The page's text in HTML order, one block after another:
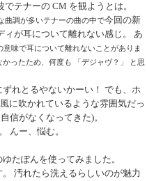
テナーの CM を観ようとは。
曲調が多いテナーの曲の中で今回の新
が耳について離れない感じ。 あ
意味で耳について離れないことがありま
ったため、何度も 「デジャヴ？」 と思
れとるやないかーい！ でも、ホ
に吹かれているような雰囲気だっ
信がなくなってきた)。
んー、悩む。
たぽんを使ってみました。
汚れたら洗えるらしいのが魅力